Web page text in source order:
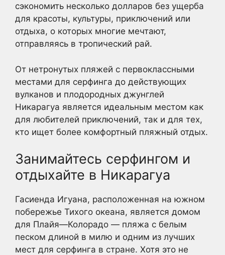
сэкономить несколько долларов без ущерба
для красоты, культуры, приключений или
отдыха, о которых многие мечтают,
отправляясь в тропический рай.
От нетронутых пляжей с первоклассными
местами для серфинга до действующих
вулканов и плодородных джунглей
Никарагуа является идеальным местом как
для любителей приключений, так и для тех,
кто ищет более комфортный пляжный отдых.
Занимайтесь серфингом и
отдыхайте в Никарагуа
Гасиенда Игуана, расположенная на южном
побережье Тихого океана, является домом
для Плайя—Колорадо — пляжа с белым
песком длиной в милю и одним из лучших
мест для серфинга в стране. Хотя это не